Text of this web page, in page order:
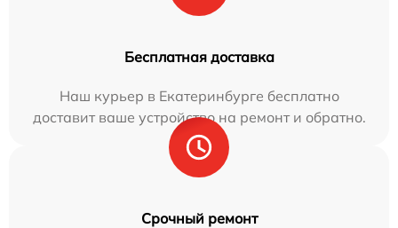
Бесплатная доставка
Наш курьер в Екатеринбурге бесплатно
доставит ваше устройство на ремонт и обратно.
Срочный ремонт